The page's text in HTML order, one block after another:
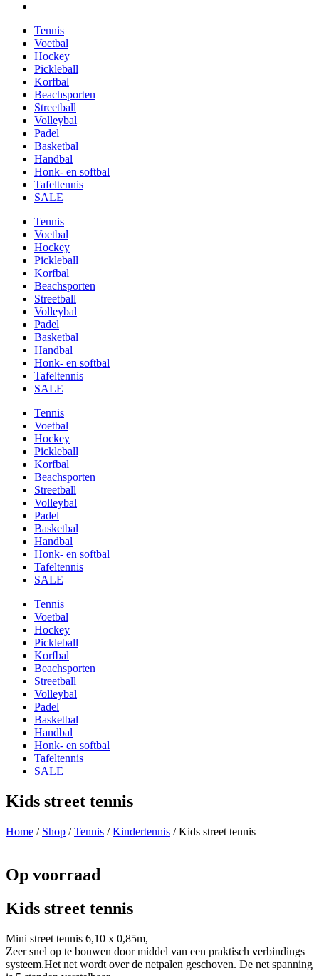
Tennis
Voetbal
Hockey
Pickleball
Korfbal
Beachsporten
Streetball
Volleybal
Padel
Basketbal
Handbal
Honk- en softbal
Tafeltennis
SALE
Tennis
Voetbal
Hockey
Pickleball
Korfbal
Beachsporten
Streetball
Volleybal
Padel
Basketbal
Handbal
Honk- en softbal
Tafeltennis
SALE
Tennis
Voetbal
Hockey
Pickleball
Korfbal
Beachsporten
Streetball
Volleybal
Padel
Basketbal
Handbal
Honk- en softbal
Tafeltennis
SALE
Tennis
Voetbal
Hockey
Pickleball
Korfbal
Beachsporten
Streetball
Volleybal
Padel
Basketbal
Handbal
Honk- en softbal
Tafeltennis
SALE
Kids street tennis
Home / Shop /Tennis /Kindertennis / Kids street tennis
Op voorraad
Kids street tennis
Mini street tennis 6,10 x 0,85m,
Zeer snel op te bouwen door middel van een praktisch verbindings
systeem.Het net wordt over de netpalen geschoven. De net spanning